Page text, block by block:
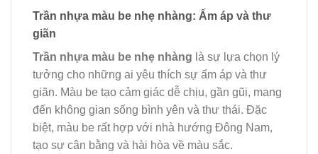
Trần nhựa màu be nhẹ nhàng: Ấm áp và thư
giãn
Trần nhựa màu be nhẹ nhàng là sự lựa chọn lý
tưởng cho những ai yêu thích sự ấm áp và thư
giãn. Màu be tạo cảm giác dễ chịu, gần gũi, mang
đến không gian sống bình yên và thư thái. Đặc
biệt, màu be rất hợp với nhà hướng Đông Nam,
tạo sự cân bằng và hài hòa về màu sắc.